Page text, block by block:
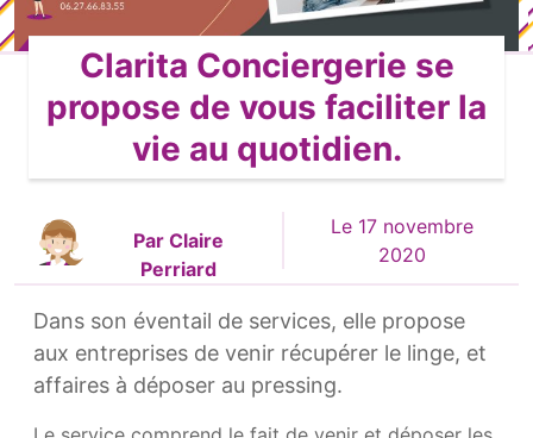
Clarita Conciergerie se
propose de vous faciliter la
vie au quotidien.
Par Claire
Perriard
Le 17 novembre
2020
Dans son éventail de services, elle propose
aux entreprises de venir récupérer le linge, et
affaires à déposer au pressing.